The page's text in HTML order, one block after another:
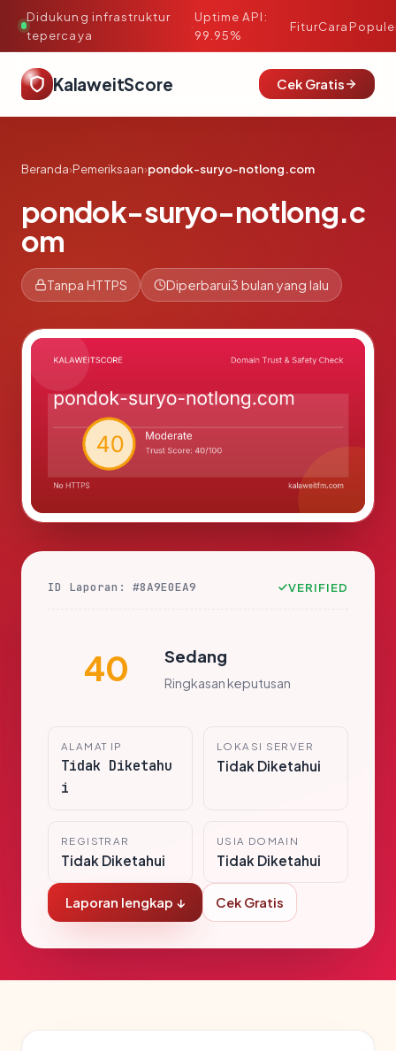
Didukung infrastruktur
tepercaya
·
Uptime API:
99.95%
FiturCara
KalaweitScore Cek Gratis
Beranda›Pemeriksaan›pondok-suryo-notlong.com
pondok-suryo-notlong.c
om
Tanpa HTTPS Diperbarui3 bulan yang lalu
ID Laporan: #8A9E0EA9 VERIFIED
40 Sedang
Ringkasan keputusan
ALAMAT IP
Tidak Diketahu
i
LOKASI SERVER
Tidak Diketahui
REGISTRAR
Tidak Diketahui
USIA DOMAIN
Tidak Diketahui
Laporan lengkap ↓ Cek Gratis